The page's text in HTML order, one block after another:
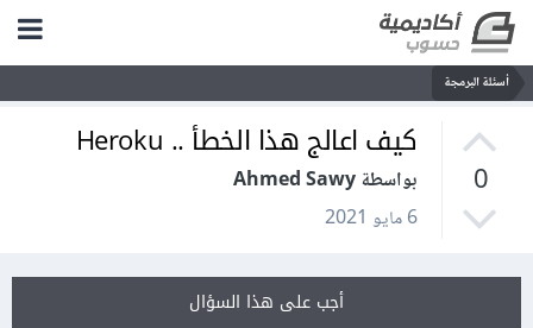
أسئلة البرمجة
0
كيف اعالج هذا الخطأ .. Heroku
بواسطة Ahmed Sawy
6 مايو 2021
أجب على هذا السؤال